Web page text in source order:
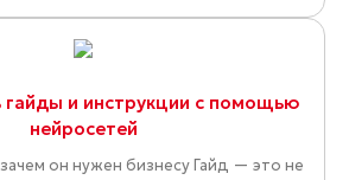
гайды и инструкции с помощью
нейросетей
он нужен бизнесу Гайд — это не